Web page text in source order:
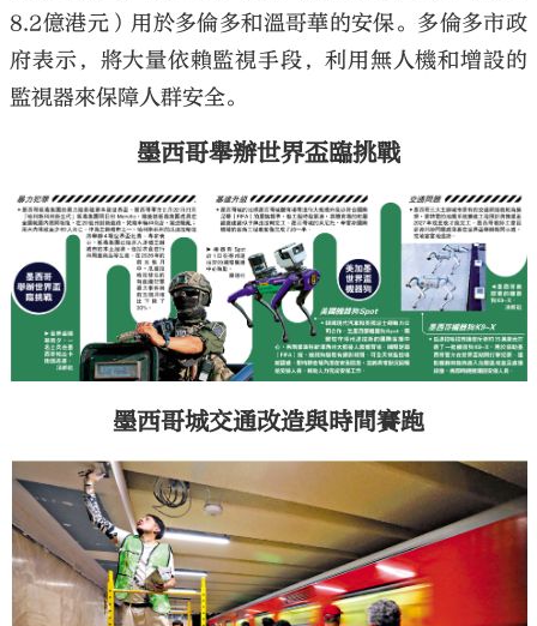
8.2億港元）用於多倫多和溫哥華的安保。多倫多市政
府表示，將大量依賴監視手段，利用無人機和增設的
監視器來保障人群安全。
墨西哥舉辦世界盃臨挑戰
墨西哥城交通改造與時間賽跑